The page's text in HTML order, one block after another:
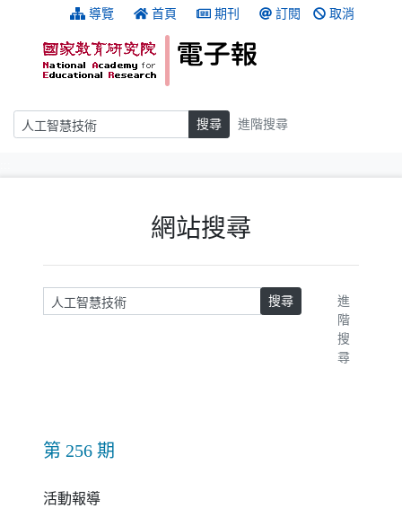
跳到主要內容 導覽 首頁 期刊 訂閱 取消
搜尋 搜尋 進階搜尋
網站搜尋
請輸入關鍵字 搜尋
進
階
搜
尋
第 256 期
活動報導